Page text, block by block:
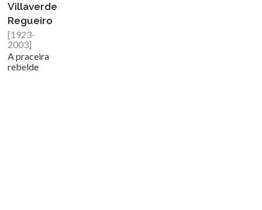
Villaverde
Regueiro
[1923-
2003]
A praceira
rebelde